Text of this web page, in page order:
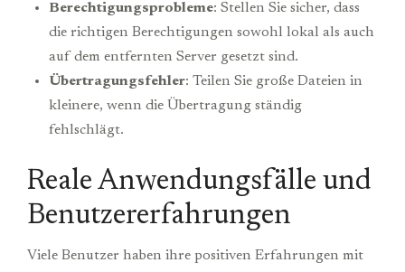
Berechtigungsprobleme: Stellen Sie sicher, dass
die richtigen Berechtigungen sowohl lokal als auch
auf dem entfernten Server gesetzt sind.
Übertragungsfehler: Teilen Sie große Dateien in
kleinere, wenn die Übertragung ständig
fehlschlägt.
Reale Anwendungsfälle und
Benutzererfahrungen
Viele Benutzer haben ihre positiven Erfahrungen mit